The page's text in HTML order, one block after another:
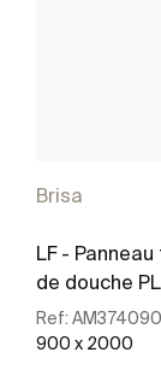
Brisa
LF -
de douche
Ref:
900 x 2000